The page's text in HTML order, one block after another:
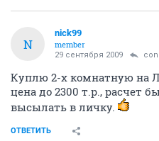
N
nick99
member
29 сентября 2009
Куплю 2-х комнатную на
цена до 2300 т.р., расчет
высылать в личку.
ОТВЕТИТЬ